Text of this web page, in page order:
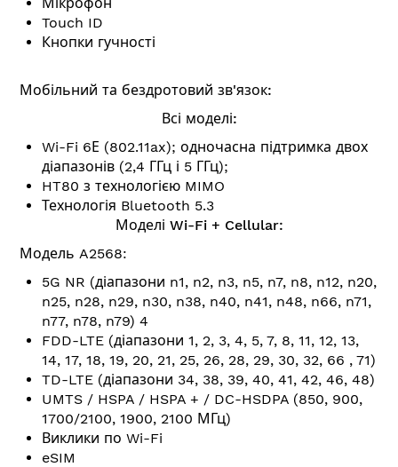
Touch ID
Кнопки гучності
Мобільний та бездротовий зв'язок:
Всі моделі:
Wi-Fi 6Е (802.11ax); одночасна підтримка двох
діапазонів (2,4 ГГц і 5 ГГц);
HT80 з технологією MIMO
Технологія Bluetooth 5.3
Моделі Wi-Fi + Cellular:
Модель A2568:
5G NR (діапазони n1, n2, n3, n5, n7, n8, n12, n20,
n25, n28, n29, n30, n38, n40, n41, n48, n66, n71,
n77, n78, n79) 4
FDD-LTE (діапазони 1, 2, 3, 4, 5, 7, 8, 11, 12, 13,
14, 17, 18, 19, 20, 21, 25, 26, 28, 29, 30, 32, 66 , 71)
TD-LTE (діапазони 34, 38, 39, 40, 41, 42, 46, 48)
UMTS / HSPA / HSPA + / DC-HSDPA (850, 900,
1700/2100, 1900, 2100 МГц)
Виклики по Wi-Fi
eSIM